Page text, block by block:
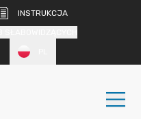
INSTRUKCJA